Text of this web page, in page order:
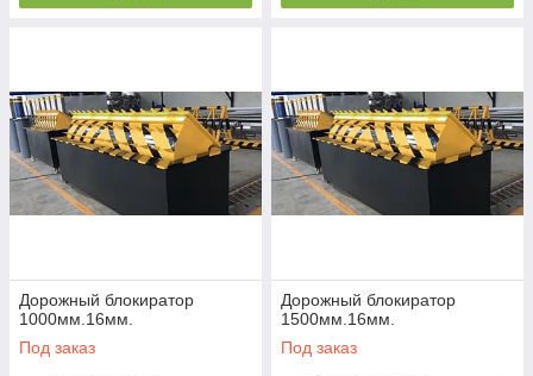
Дорожный блокиратор
1000мм.16мм.
Под заказ
Дорожный блокиратор
1500мм.16мм.
Под заказ